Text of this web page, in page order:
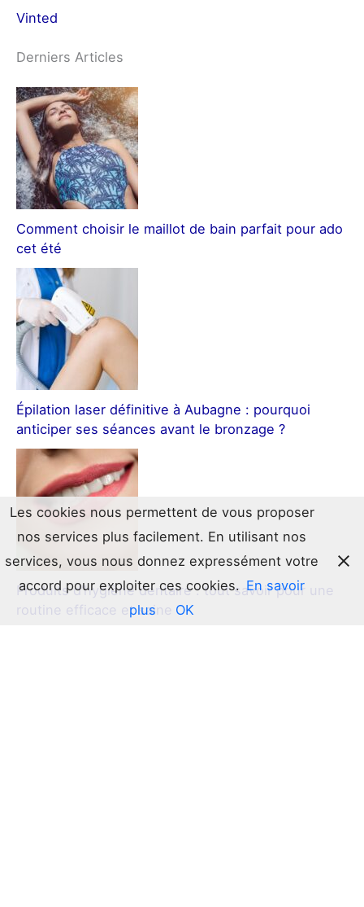
Vinted
Derniers Articles
Comment choisir le maillot de bain parfait pour ado
cet été
Épilation laser définitive à Aubagne : pourquoi
anticiper ses séances avant le bronzage ?
Produits d’hygiène dentaire : tout savoir pour une
routine efficace et saine
Les cookies nous permettent de vous proposer
nos services plus facilement. En utilisant nos
services, vous nous donnez expressément votre
accord pour exploiter ces cookies. En savoir
plus
OK